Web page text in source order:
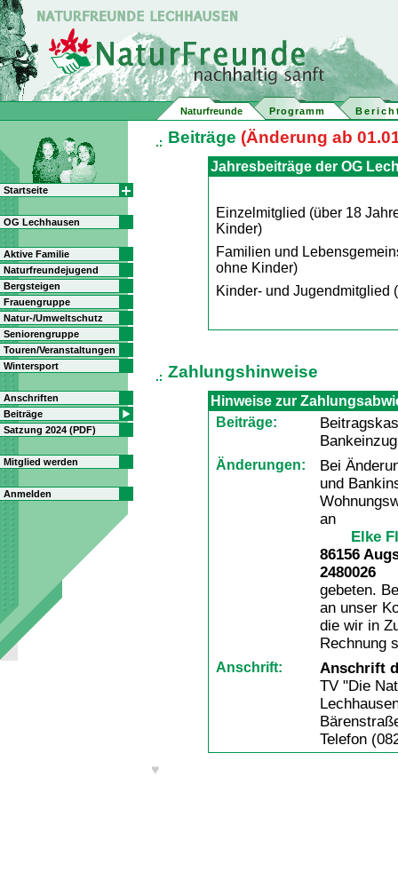
Naturfreunde Programm
Startseite
OG Lechhausen
Aktive Familie
Naturfreundejugend
Bergsteigen
Frauengruppe
Natur-/Umweltschutz
Seniorengruppe
Touren/Veranstaltungen
Wintersport
Anschriften
Beiträge
Satzung 2024 (PDF)
Mitglied werden
Anmelden
Beiträge (Änderung ab
Jahresbeiträge der OG
Einzelmitglied (über 18
Kinder)
Familien und
ohne Kinder)
Kinder- und Jugendmitglied
Zahlungshinweise
Hinweise zur
Beiträge:
Änderungen:
Bei
und
an
Elke
86156
2480026
gebeten.
an unser
die wir in
Rechnung
Anschrift:
Anschrift
TV "Die
Telefon
♥